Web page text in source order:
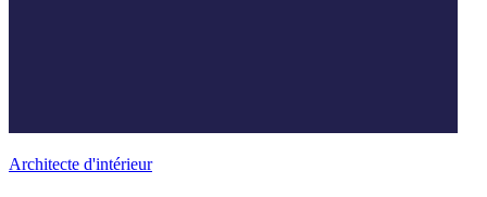
Architecte d'intérieur